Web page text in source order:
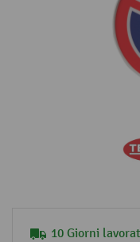
10 Giorni